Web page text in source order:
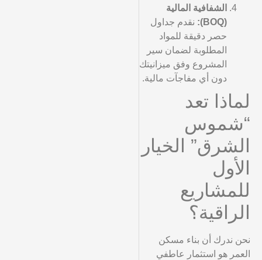
الشفافية المالية
(BOQ):
نقدم جداول
حصر دقيقة للمواد
المطلوبة لضمان سير
المشروع وفق ميزانيتك
دون أي مفاجآت مالية.
لماذا تعد
“شموس
الشرق” الخيار
الأول
للمشاريع
الراقية؟
نحن ندرك أن بناء مسكن
العمر هو استثمار عاطفي